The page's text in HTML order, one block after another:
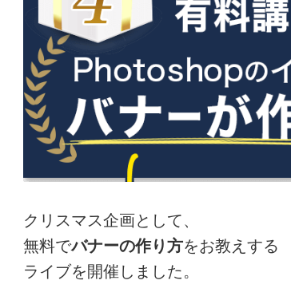
クリスマス企画として、
無料でバナーの作り方をお教えする
ライブを開催しました。